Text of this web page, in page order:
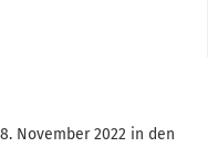
November 2022 in den